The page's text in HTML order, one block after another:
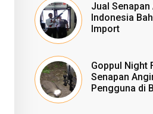
Jual
Indonesia
Import
Goppul Night
Senapan
Pengguna di